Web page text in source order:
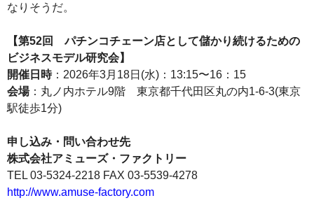
なりそうだ。
【第52回 パチンコチェーン店として儲かり続けるための
ビジネスモデル研究会】
開催日時：2026年3月18日(水)：13:15〜16：15
会場：丸ノ内ホテル9階 東京都千代田区丸の内1-6-3(東京
駅徒歩1分)
申し込み・問い合わせ先
株式会社アミューズ・ファクトリー
TEL 03-5324-2218 FAX 03-5539-4278
http://www.amuse-factory.com